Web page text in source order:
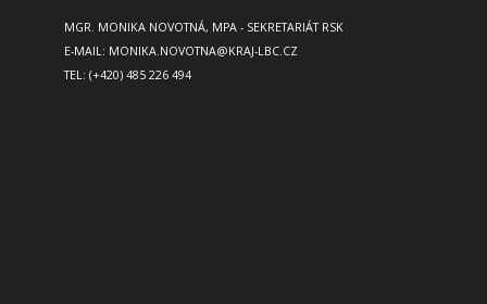
MGR. MONIKA NOVOTNÁ, MPA - SEKRETARIÁT RSK
E-MAIL: MONIKA.NOVOTNA@KRAJ-LBC.CZ
TEL: (+420) 485 226 494